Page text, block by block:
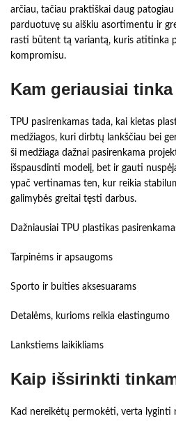
arčiau, tačiau praktiškai daug
parduotuvę su aiškiu asortimentu ir
rasti būtent tą variantą, kuris atitinka
kompromisu.
Kam geriausiai
TPU pasirenkamas tada, kai kietas
medžiagos, kuri dirbtų lankščiau bei
ši medžiaga dažnai pasirenkama
išspausdinti modelį, bet ir gauti
ypač vertinamas ten, kur reikia
galimybės greitai tęsti darbus.
Dažniausiai TPU plastikas
Tarpinėms ir apsaugoms
Sporto ir buities aksesuarams
Detalėms, kurioms reikia elastingumo
Lankstiems laikikliams
Kaip išsirinkti
Kad nereikėtų permokėti, verta lyginti